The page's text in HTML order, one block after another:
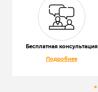
Бесплатная консультация
Подробнее